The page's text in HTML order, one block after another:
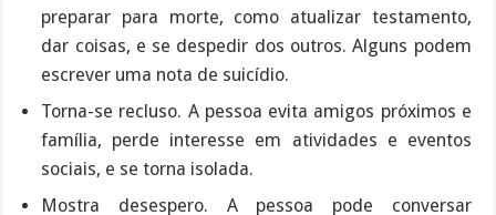
preparar para morte, como atualizar testamento,
dar coisas, e se despedir dos outros. Alguns podem
escrever uma nota de suicídio.
Torna-se recluso. A pessoa evita amigos próximos e
família, perde interesse em atividades e eventos
sociais, e se torna isolada.
Mostra desespero. A pessoa pode conversar